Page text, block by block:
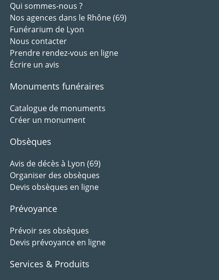
Qui sommes-nous ?
Nos agences dans le Rhône (69)
Funérarium de Lyon
Nous contacter
Prendre rendez-vous en ligne
Écrire un avis
Monuments funéraires
Catalogue de monuments
Créer un monument
Obsèques
Avis de décès à Lyon (69)
Organiser des obsèques
Devis obsèques en ligne
Prévoyance
Prévoir ses obsèques
Devis prévoyance en ligne
Services & Produits